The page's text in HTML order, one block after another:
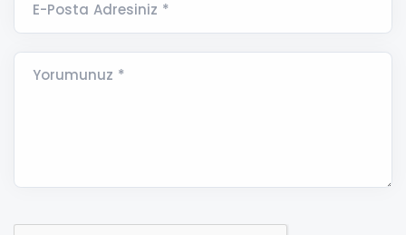
E-Posta Adresiniz *
Yorumunuz *